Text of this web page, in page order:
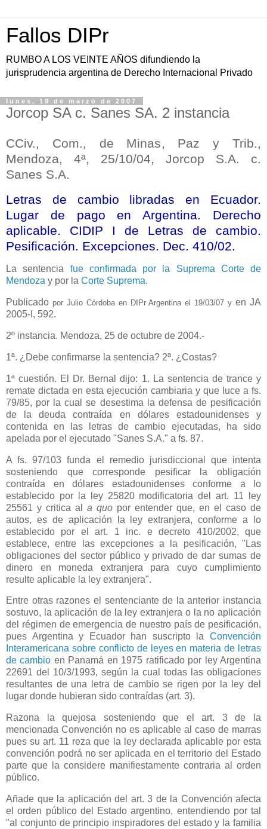
Fallos DIPr
RUMBO A LOS VEINTE AÑOS difundiendo la
jurisprudencia argentina de Derecho Internacional Privado
lunes, 19 de marzo de 2007
Jorcop SA c. Sanes SA. 2 instancia
CCiv., Com., de Minas, Paz y Trib.,
Mendoza, 4ª, 25/10/04, Jorcop S.A. c.
Sanes S.A.
Letras de cambio libradas en Ecuador.
Lugar de pago en Argentina. Derecho
aplicable. CIDIP I de Letras de cambio.
Pesificación. Excepciones. Dec. 410/02.
La sentencia fue confirmada por la Suprema Corte de
Mendoza y por la Corte Suprema.
Publicado por Julio Córdoba en DIPr Argentina el 19/03/07 yen JA
2005-I, 592.
2º instancia. Mendoza, 25 de octubre de 2004.-
1ª. ¿Debe confirmarse la sentencia? 2ª. ¿Costas?
1ª cuestión. El Dr. Bernal dijo: 1. La sentencia de trance y
remate dictada en esta ejecución cambiaria y que luce a fs.
79/85, por la cual se desestima la defensa de pesificación
de la deuda contraída en dólares estadounidenses y
contenida en las letras de cambio ejecutadas, ha sido
apelada por el ejecutado "Sanes S.A." a fs. 87.
A fs. 97/103 funda el remedio jurisdiccional que intenta
sosteniendo que corresponde pesificar la obligación
contraída en dólares estadounidenses conforme a lo
establecido por la ley 25820 modificatoria del art. 11 ley
25561 y critica al a quo por entender que, en el caso de
autos, es de aplicación la ley extranjera, conforme a lo
establecido por el art. 1 inc. e decreto 410/2002, que
establece, entre las excepciones a la pesificación, "Las
obligaciones del sector público y privado de dar sumas de
dinero en moneda extranjera para cuyo cumplimiento
resulte aplicable la ley extranjera".
Entre otras razones el sentenciante de la anterior instancia
sostuvo, la aplicación de la ley extranjera o la no aplicación
del régimen de emergencia de nuestro país de pesificación,
pues Argentina y Ecuador han suscripto
laConvención
Interamericana sobre conflicto de leyes en materia de letras
de cambio en Panamá en 1975 ratificado por ley Argentina
22691 del 10/3/1993, según la cual todas las obligaciones
resultantes de una letra de cambio se rigen por la ley del
lugar donde hubieran sido contraídas (art. 3).
Razona la quejosa sosteniendo que el art. 3 de la
mencionada Convención no es aplicable al caso de marras
pues su art. 11 reza que la ley declarada aplicable por esta
convención podrá no ser aplicada en el territorio del Estado
parte que la considere manifiestamente contraria al orden
público.
Añade que la aplicación del art. 3 de la Convención afecta
el orden público del Estado argentino, entendiendo por tal
"al conjunto de principio inspiradores del estado y la familia